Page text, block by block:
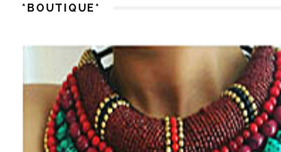
*BOUTIQUE*